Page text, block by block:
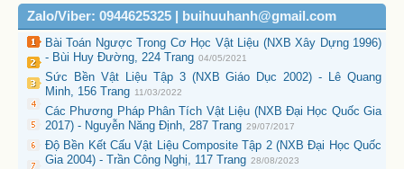
Zalo/Viber: 0944625325 | buihuuhanh@gmail.com
Bài Toán Ngược Trong Cơ Học Vật Liệu (NXB Xây Dựng 1996)
- Bùi Huy Đường, 224 Trang 04/05/2021
Sức Bền Vật Liệu Tập 3 (NXB Giáo Dục 2002) - Lê Quang
Minh, 156 Trang 11/03/2022
Các Phương Pháp Phân Tích Vật Liệu (NXB Đại Học Quốc Gia
2017) - Nguyễn Năng Định, 287 Trang 29/07/2017
Độ Bền Kết Cấu Vật Liệu Composite Tập 2 (NXB Đại Học Quốc
Gia 2004) - Trần Công Nghị, 117 Trang 28/08/2023